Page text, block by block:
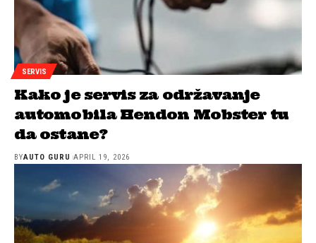
SERVIS
Kako je servis za održavanje
automobila Hendon Mobster tu
da ostane?
BYAUTO GURU APRIL 19, 2026